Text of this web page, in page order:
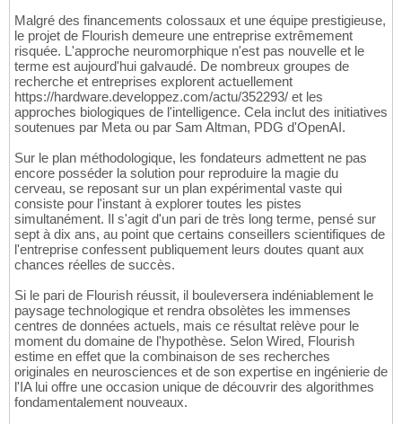
Malgré des financements colossaux et une équipe prestigieuse,
le projet de Flourish demeure une entreprise extrêmement
risquée. L'approche neuromorphique n'est pas nouvelle et le
terme est aujourd'hui galvaudé. De nombreux groupes de
recherche et entreprises explorent actuellement
https://hardware.developpez.com/actu/352293/ et les
approches biologiques de l'intelligence. Cela inclut des initiatives
soutenues par Meta ou par Sam Altman, PDG d'OpenAI.
Sur le plan méthodologique, les fondateurs admettent ne pas
encore posséder la solution pour reproduire la magie du
cerveau, se reposant sur un plan expérimental vaste qui
consiste pour l'instant à explorer toutes les pistes
simultanément. Il s'agit d'un pari de très long terme, pensé sur
sept à dix ans, au point que certains conseillers scientifiques de
l'entreprise confessent publiquement leurs doutes quant aux
chances réelles de succès.
Si le pari de Flourish réussit, il bouleversera indéniablement le
paysage technologique et rendra obsolètes les immenses
centres de données actuels, mais ce résultat relève pour le
moment du domaine de l'hypothèse. Selon Wired, Flourish
estime en effet que la combinaison de ses recherches
originales en neurosciences et de son expertise en ingénierie de
l'IA lui offre une occasion unique de découvrir des algorithmes
fondamentalement nouveaux.